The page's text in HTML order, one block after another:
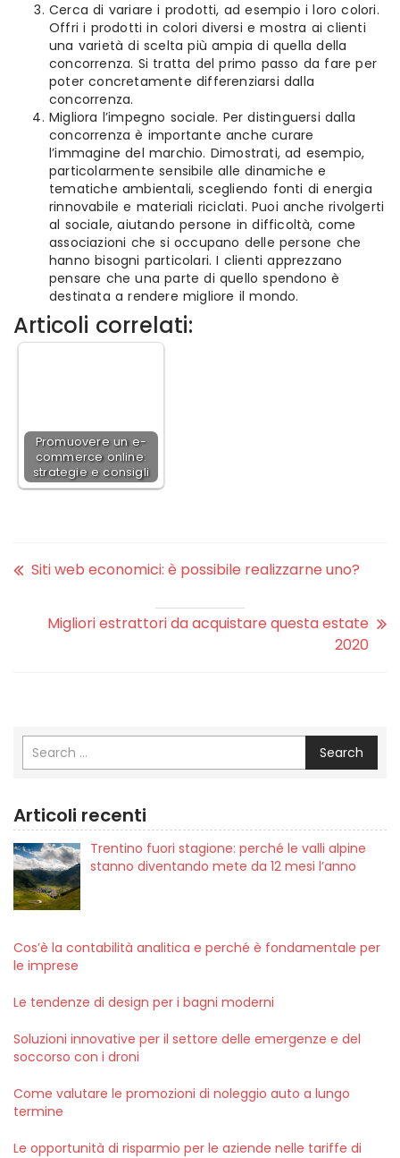
Cerca di variare i prodotti, ad esempio i loro colori.
Offri i prodotti in colori diversi e mostra ai clienti
una varietà di scelta più ampia di quella della
concorrenza. Si tratta del primo passo da fare per
poter concretamente differenziarsi dalla
concorrenza.
Migliora l’impegno sociale. Per distinguersi dalla
concorrenza è importante anche curare
l’immagine del marchio. Dimostrati, ad esempio,
particolarmente sensibile alle dinamiche e
tematiche ambientali, scegliendo fonti di energia
rinnovabile e materiali riciclati. Puoi anche rivolgerti
al sociale, aiutando persone in difficoltà, come
associazioni che si occupano delle persone che
hanno bisogni particolari. I clienti apprezzano
pensare che una parte di quello spendono è
destinata a rendere migliore il mondo.
Articoli correlati:
Promuovere un e-
commerce online:
strategie e consigli
Siti web economici: è possibile realizzarne uno?
Migliori estrattori da acquistare questa estate
2020
Search
Articoli recenti
Trentino fuori stagione: perché le valli alpine
stanno diventando mete da 12 mesi l’anno
Cos’è la contabilità analitica e perché è fondamentale per
le imprese
Le tendenze di design per i bagni moderni
Soluzioni innovative per il settore delle emergenze e del
soccorso con i droni
Come valutare le promozioni di noleggio auto a lungo
termine
Le opportunità di risparmio per le aziende nelle tariffe di